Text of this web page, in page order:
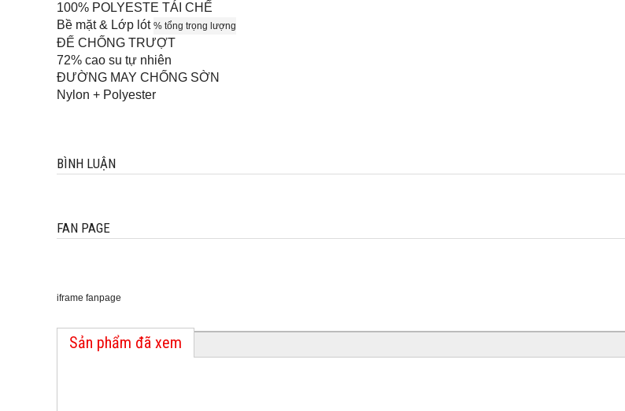
100% POLYESTE TÁI CHẾ
Bề mặt & Lớp lót % tổng trọng lượng
ĐẾ CHỐNG TRƯỢT
72% cao su tự nhiên
ĐƯỜNG MAY CHỐNG SỜN
Nylon + Polyester
BÌNH LUẬN
FAN PAGE
iframe fanpage
Sản phẩm đã xem